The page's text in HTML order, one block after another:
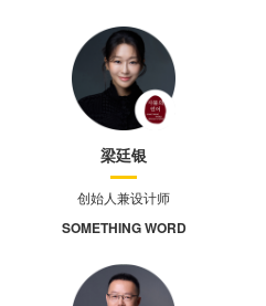
梁廷银
创始人兼设计师
SOMETHING WORD